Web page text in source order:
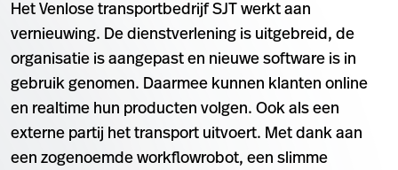
Het Venlose transportbedrijf SJT werkt aan
vernieuwing. De dienstverlening is uitgebreid, de
organisatie is aangepast en nieuwe software is in
gebruik genomen. Daarmee kunnen klanten online
en realtime hun producten volgen. Ook als een
externe partij het transport uitvoert. Met dank aan
een zogenoemde workflowrobot, een slimme